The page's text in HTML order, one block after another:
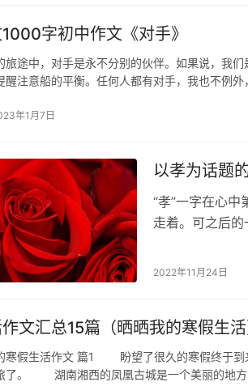
字初中作文《对手》
旅途中，对手是永不分别的伙伴。如果说，我
醒注意船的平衡。任何人都有对手，我也不例
年1月7日
以孝为话题
“孝”一字在心
走着。可之后的
2022年11月24日
文汇总15篇（晒晒我的寒假生活
假生活作文 篇1 盼望了很久的寒假终于到来
了。 湖南湘西的凤凰古城是一个美丽的地